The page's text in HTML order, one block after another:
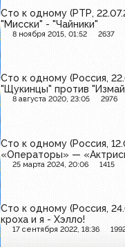
Сто к одному (РТР,
"Мисски" - "Чайники"
8 ноября 2015, 01:52 2637
Сто к одному (Россия,
"Щукинцы" против
8 августа 2020, 23:05 2976
Сто к одному (Россия,
«Операторы» —
25 марта 2024, 20:06 1415
Сто к одному (Россия,
кроха и я - Хэлло!
17 сентября 2022, 18:36